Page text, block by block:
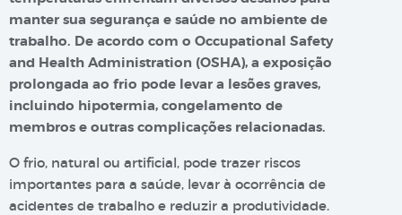
manter sua segurança e saúde no ambiente de
trabalho. De acordo com o Occupational Safety
and Health Administration (OSHA), a exposição
prolongada ao frio pode levar a lesões graves,
incluindo hipotermia, congelamento de
membros e outras complicações relacionadas.
O frio, natural ou artificial, pode trazer riscos
importantes para a saúde, levar à ocorrência de
acidentes de trabalho e reduzir a produtividade.